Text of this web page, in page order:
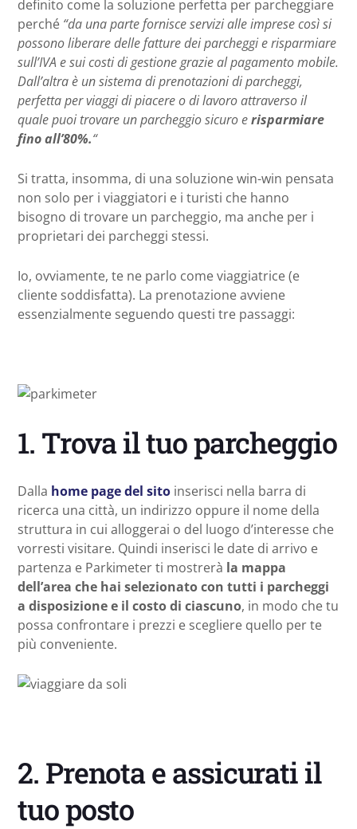
definito come la soluzione perfetta per parcheggiare
perché “da una parte fornisce servizi alle imprese così si
possono liberare delle fatture dei parcheggi e risparmiare
sull’IVA e sui costi di gestione grazie al pagamento mobile.
Dall’altra è un sistema di prenotazioni di parcheggi,
perfetta per viaggi di piacere o di lavoro attraverso il
quale puoi trovare un parcheggio sicuro erisparmiare
fino all’80%.“
Si tratta, insomma, di una soluzione win-win pensata
non solo per i viaggiatori e i turisti che hanno
bisogno di trovare un parcheggio, ma anche per i
proprietari dei parcheggi stessi.
Io, ovviamente, te ne parlo come viaggiatrice (e
cliente soddisfatta). La prenotazione avviene
essenzialmente seguendo questi tre passaggi:
1. Trova il tuo parcheggio
Dalla home page del sito inserisci nella barra di
ricerca una città, un indirizzo oppure il nome della
struttura in cui alloggerai o del luogo d’interesse che
vorresti visitare. Quindi inserisci le date di arrivo e
partenza e Parkimeter ti mostrerà la mappa
dell’area che hai selezionato con tutti i parcheggi
a disposizione e il costo di ciascuno, in modo che tu
possa confrontare i prezzi e scegliere quello per te
più conveniente.
2. Prenota e assicurati il
tuo posto